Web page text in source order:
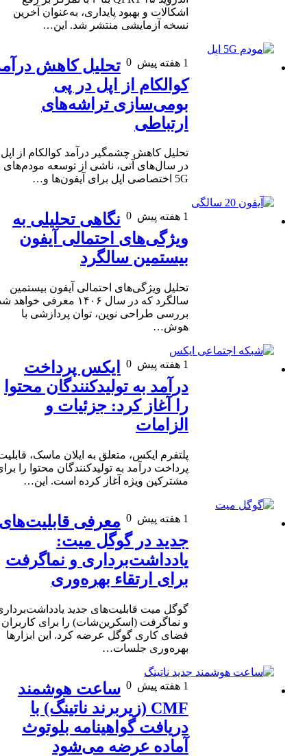
اشکالات و بهبود پایداری، به‌عنوان آخرین
نسخه آزمایشی منتشر شد. این…
0 تحلیل کاهش درآمد
کوالکام از اپل در پی
بومی‌سازی تراشه‌های
ارتباطی
تحلیل کاهش چشمگیر درآمد کوالکام از اپل
در سال‌های آتی، ناشی از توسعه مودم‌های
5G اختصاصی اپل برای آیفون‌ها و…
0 نگاهی تحلیلی به
ویژگی‌های احتمالی آیفون
بیستمین سالگرد
تحلیل ویژگی‌های احتمالی آیفون بیستمین
سالگرد که در سال ۱۴۰۶ معرفی خواهد شد.
بررسی طراحی نوین، توان پردازشی با
هوش…
0 ایکس پرداخت
درآمد به تولیدکنندگان محتوا
را آغاز کرد: جزئیات و
الزامات
پلتفرم ایکس، متعلق به ایلان ماسک، قابلیت
پرداخت درآمد به تولیدکنندگان محتوا را برای
مشترکین ویژه آغاز کرده است. این…
0 معرفی قابلیت‌های
جدید در گوگل میت:
یادداشت‌برداری و نماگرفت
برای ارتقاء بهره‌وری
گوگل میت قابلیت‌های جدید یادداشت‌برداری
و نماگرفت (اسکرین‌شات) را برای کاربران
فضای کاری گوگل عرضه کرد. این ابزارها
بهره‌وری جلسات…
0 ساعت هوشمند
CMF (زیربرند ناتینگ) با
دریافت گواهینامه بلوتوث
آماده عرضه می‌شود